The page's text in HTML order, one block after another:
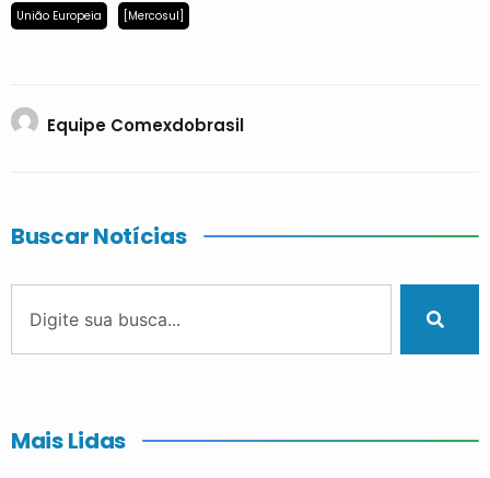
União Europeia [Mercosul]
Equipe Comexdobrasil
Buscar Notícias
Mais Lidas